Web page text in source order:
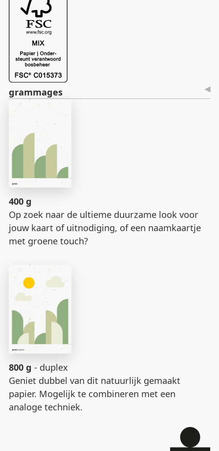
grammages
400 g
Op zoek naar de ultieme duurzame look voor
jouw kaart of uitnodiging, of een naamkaartje
met groene touch?
800 g - duplex
Geniet dubbel van dit natuurlijk gemaakt
papier. Mogelijk te combineren met een
analoge techniek.